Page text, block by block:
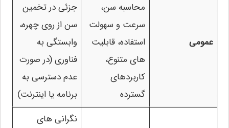
عمومی
محاسبه سن،
سرعت و سهولت
استفاده، قابلیت
های متنوع،
کاربردهای
گسترده
جزئی در تخمین
سن از روی چهره،
وابستگی به
فناوری (در صورت
عدم دسترسی به
برنامه یا اینترنت)
نگرانی های